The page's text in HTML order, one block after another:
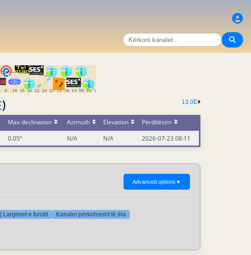
13.0E
)
Max declination Azimuth Elevation
Përditësim
0.05° N/A N/A 2026-07-23 08:11
Advanced options ▼
Largimet e fundit Kanalet përkohsisht të lira